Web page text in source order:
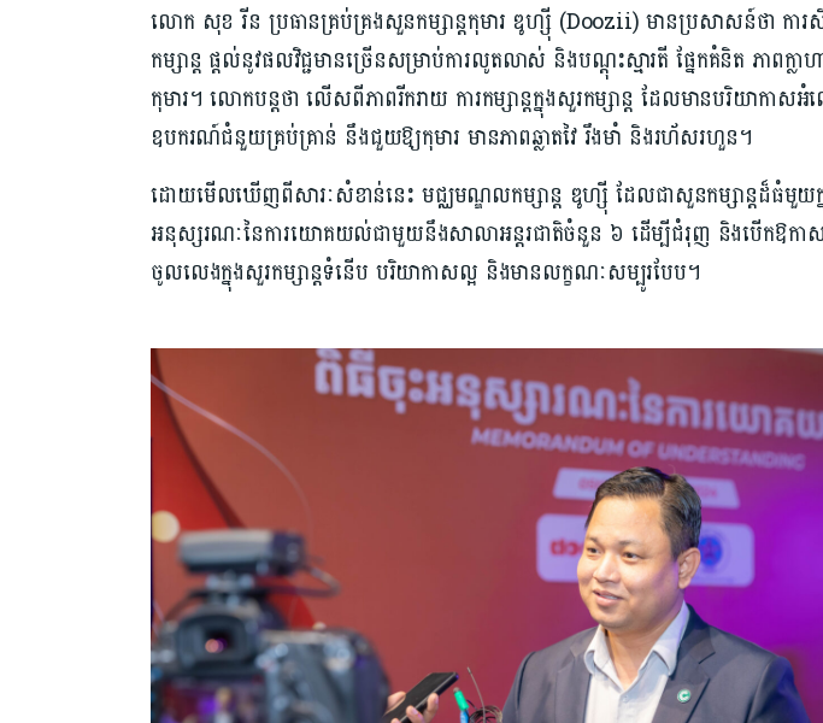
លោក សុខ រីន ប្រធានគ្រប់គ្រងសួនកម្សាន្តកុមារ ឌូហ្ស៊ី (Doozii) មានប្រសាសន៍ថា ការសិក្
កម្សាន្ត ផ្ដល់នូវផលវិជ្ជមានច្រើនសម្រាប់ការលូតលាស់ និងបណ្ដុះស្មារតី ផ្នែកគំនិត ភាព
កុមារ។ លោកបន្តថា លើសពីភាពរីករាយ ការកម្សាន្តក្នុងសួរកម្សាន្ត ដែលមានបរិយាក
ឧបករណ៍ជំនួយគ្រប់គ្រាន់ នឹងជួយឱ្យកុមារ មានភាពឆ្លាតវៃ រឹងមាំ និងរហ័សរហួន។
ដោយមើលឃើញពីសារៈសំខាន់នេះ មជ្ឈមណ្ឌលកម្សាន្ត ឌូហ្ស៊ី ដែលជាសួនកម្សាន្តដ៏ធំមួយក្
អនុស្សរណៈនៃការយោគយល់ជាមួយនឹងសាលាអន្តរជាតិចំនួន ៦ ដើម្បីជំរុញ និងបើកឱកាស
ចូលលេងក្នុងសួរកម្សាន្តទំនើប បរិយាកាសល្អ និងមានលក្ខណៈសម្បូរបែប។